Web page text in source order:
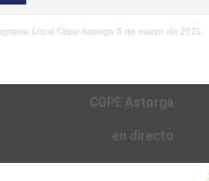
Local Cope Astorga 5 de marzo de 2021
COPE Astorga
en directo